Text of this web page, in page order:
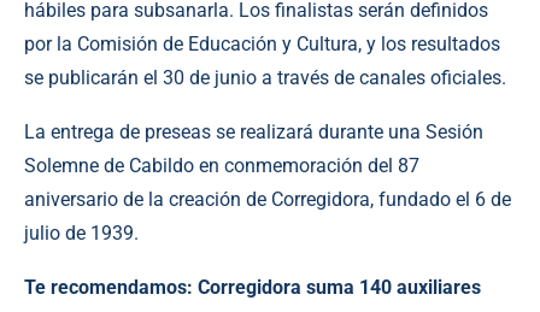
hábiles para subsanarla. Los finalistas serán definidos
por la Comisión de Educación y Cultura, y los resultados
se publicarán el 30 de junio a través de canales oficiales.
La entrega de preseas se realizará durante una Sesión
Solemne de Cabildo en conmemoración del 87
aniversario de la creación de Corregidora, fundado el 6 de
julio de 1939.
Te recomendamos: Corregidora suma 140 auxiliares